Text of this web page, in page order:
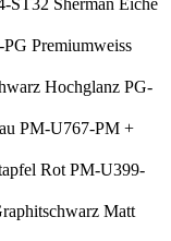
Premiumweiss
Hochglanz PG-
PM-U767-PM +
Rot PM-U399-
Matt